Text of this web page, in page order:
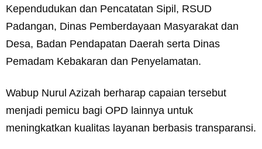
Kependudukan dan Pencatatan Sipil, RSUD
Padangan, Dinas Pemberdayaan Masyarakat dan
Desa, Badan Pendapatan Daerah serta Dinas
Pemadam Kebakaran dan Penyelamatan.
Wabup Nurul Azizah berharap capaian tersebut
menjadi pemicu bagi OPD lainnya untuk
meningkatkan kualitas layanan berbasis transparansi.